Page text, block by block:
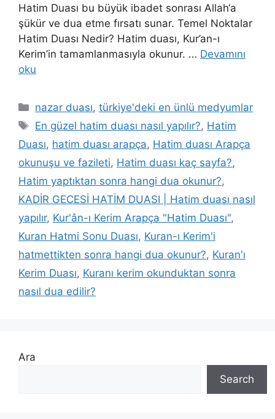
Hatim Duası bu büyük ibadet sonrası Allah‘a
şükür ve dua etme fırsatı sunar. Temel Noktalar
Hatim Duası Nedir? Hatim duası, Kur’an-ı
Kerim’in tamamlanmasıyla okunur. … Devamını
oku
nazar duası,türkiye'deki en ünlü medyumlar
En güzel hatim duası nasıl yapılır?, Hatim
Duası, hatim duası arapça, Hatim duası Arapça
okunuşu ve fazileti, Hatim duası kaç sayfa?,
Hatim yaptıktan sonra hangi dua okunur?,
KADİR GECESİ HATİM DUASI | Hatim duası nasıl
yapılır, Kur'ân-ı Kerim Arapça "Hatim Duası",
Kuran Hatmi Sonu Duası, Kuran-ı Kerim'i
hatmettikten sonra hangi dua okunur?, Kuran'ı
Kerim Duası, Kuranı kerim okunduktan sonra
nasıl dua edilir?
Ara
Search